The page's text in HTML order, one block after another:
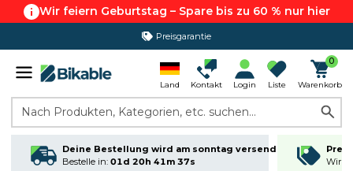
Wir feiern Geburtstag – Spare bis zu 60 % nur hier
Preisgarantie
365 Tage Rückgabe*
Land Kontakt Login Liste
0
Warenkorb
Nach Produkten, Kategorien, etc. suchen...
Deine Bestellung wird am sonntag versendet
Bestelle in: 01d 20h 41m 37s
Wir